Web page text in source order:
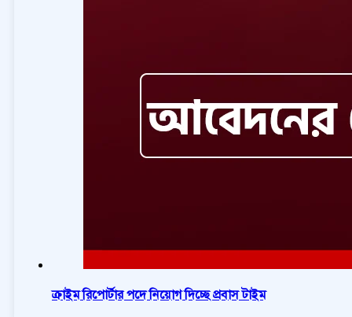
ক্রাইম রিপোর্টার পদে নিয়োগ দিচ্ছে প্রবাস টাইম